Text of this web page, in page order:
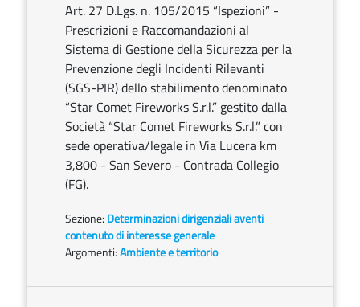
Art. 27 D.Lgs. n. 105/2015 “Ispezioni” -
Prescrizioni e Raccomandazioni al
Sistema di Gestione della Sicurezza per la
Prevenzione degli Incidenti Rilevanti
(SGS-PIR) dello stabilimento denominato
“Star Comet Fireworks S.r.l.” gestito dalla
Società “Star Comet Fireworks S.r.l.” con
sede operativa/legale in Via Lucera km
3,800 - San Severo - Contrada Collegio
(FG).
Sezione: Determinazioni dirigenziali aventi
contenuto di interesse generale
Argomenti:Ambiente e territorio